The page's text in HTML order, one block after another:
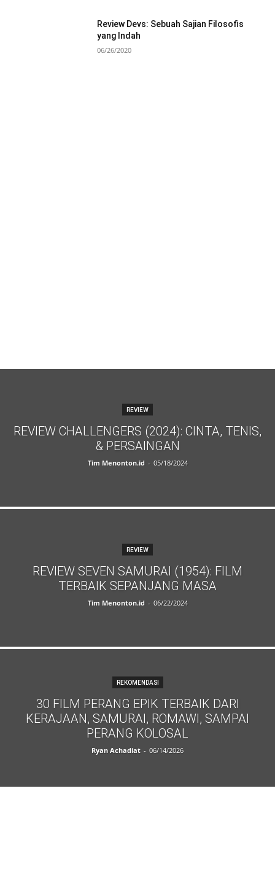
Review Devs: Sebuah Sajian Filosofis
yang Indah
06/26/2020
REVIEW
REVIEW CHALLENGERS (2024): CINTA, TENIS,
& PERSAINGAN
Tim Menonton.id - 05/18/2024
REVIEW
REVIEW SEVEN SAMURAI (1954): FILM
TERBAIK SEPANJANG MASA
Tim Menonton.id - 06/22/2024
REKOMENDASI
30 FILM PERANG EPIK TERBAIK DARI
KERAJAAN, SAMURAI, ROMAWI, SAMPAI
PERANG KOLOSAL
Ryan Achadiat - 06/14/2026